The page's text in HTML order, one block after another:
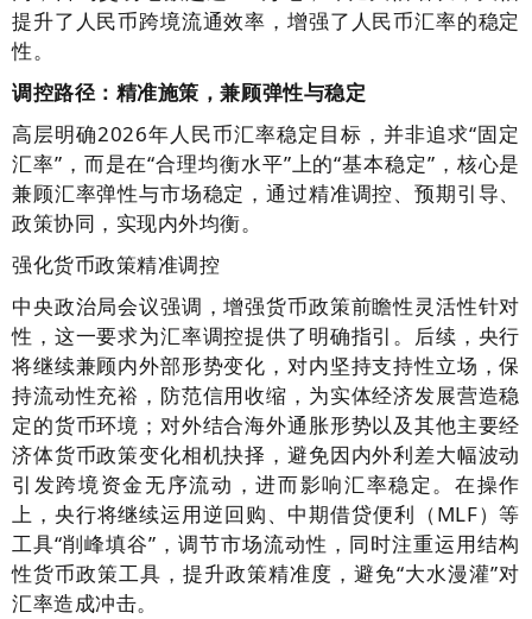
提升了人民币跨境流通效率，增强了人民币汇率的稳定
性。
调控路径：精准施策，兼顾弹性与稳定
高层明确2026年人民币汇率稳定目标，并非追求“固定
汇率”，而是在“合理均衡水平”上的“基本稳定”，核心是
兼顾汇率弹性与市场稳定，通过精准调控、预期引导、
政策协同，实现内外均衡。
强化货币政策精准调控
中央政治局会议强调，增强货币政策前瞻性灵活性针对
性，这一要求为汇率调控提供了明确指引。后续，央行
将继续兼顾内外部形势变化，对内坚持支持性立场，保
持流动性充裕，防范信用收缩，为实体经济发展营造稳
定的货币环境；对外结合海外通胀形势以及其他主要经
济体货币政策变化相机抉择，避免因内外利差大幅波动
引发跨境资金无序流动，进而影响汇率稳定。在操作
上，央行将继续运用逆回购、中期借贷便利（MLF）等
工具“削峰填谷”，调节市场流动性，同时注重运用结构
性货币政策工具，提升政策精准度，避免“大水漫灌”对
汇率造成冲击。